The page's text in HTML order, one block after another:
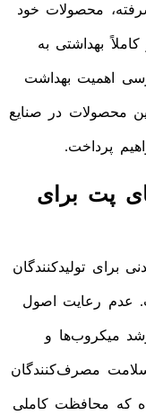
محصولات خود
بهداشتی به
اهمیت بهداشت
محصولات در صنایع
پرداخت.
پت برای
برای تولیدکنندگان
عدم رعایت اصول
میکروب‌ها و
سلامت مصرف‌کنندگان
که محافظت کاملی